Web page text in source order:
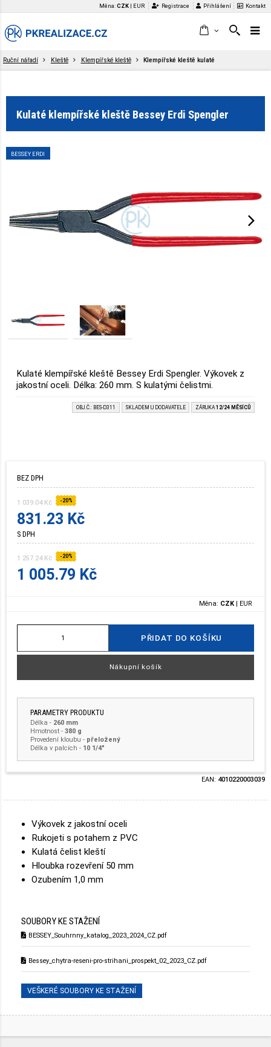
Měna:CZK EUR Registrace Přihlášení Kontakt
Ruční nářadí Kleště Klempířské kleště Klempířské kleště kulaté
Kulaté klempířské kleště Bessey Erdi Spengler
BESSEY ERDI
Kulaté klempířské kleště Bessey Erdi Spengler. Výkovek z
jakostní oceli. Délka: 260 mm. S kulatými čelistmi.
OBJ.Č.: BES-D311 SKLADEM U DODAVATELE ZÁRUKA 12/24 MĚSÍCŮ
BEZ DPH
1 039.04 Kč -20%
831.23 Kč
S DPH
1 257.24 Kč -20%
1 005.79 Kč
Měna: CZK | EUR
PŘIDAT DO KOŠÍKU
Nákupní košík
PARAMETRY PRODUKTU
Délka - 260 mm
Hmotnost- 380 g
Provedení kloubu - přeložený
Délka v palcích - 10 1/4"
EAN: 4010220003039
Výkovek z jakostní oceli
Rukojeti s potahem z PVC
Kulatá čelist kleští
Hloubka rozevření 50 mm
Ozubením 1,0 mm
SOUBORY KE STAŽENÍ
BESSEY_Souhrnny_katalog_2023_2024_CZ.pdf
Bessey_chytra-reseni-pro-strihani_prospekt_02_2023_CZ.pdf
VEŠKERÉ SOUBORY KE STAŽENÍ